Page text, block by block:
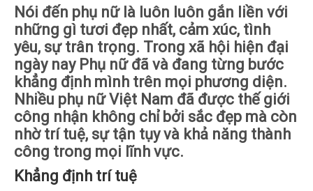
Nói đến phụ nữ là luôn luôn gắn liền với
những gì tươi đẹp nhất, cảm xúc, tình
yêu, sự trân trọng. Trong xã hội hiện đại
ngày nay Phụ nữ đã và đang từng bước
khẳng định mình trên mọi phương diện.
Nhiều phụ nữ Việt Nam đã được thế giới
công nhận không chỉ bởi sắc đẹp mà còn
nhờ trí tuệ, sự tận tụy và khả năng thành
công trong mọi lĩnh vực.
Khẳng định trí tuệ